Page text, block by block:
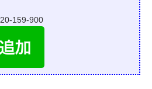
159-900